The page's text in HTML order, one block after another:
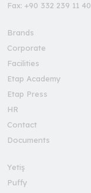
Fax: +90 332 239 11 40
Brands
Corporate
Facilities
Etap Academy
Etap Press
HR
Contact
Documents
Yetiş
Puffy